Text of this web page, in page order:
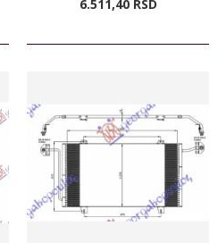
6.511,40 RSD